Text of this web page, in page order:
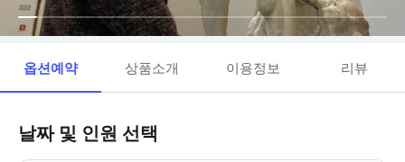
옵션예약 상품소개 이용정보 리뷰
날짜 및 인원 선택